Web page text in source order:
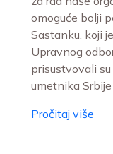
omoguće bolji
Sastanku, koji
Upravnog
prisustvovali
umetnika
Pročitaj više